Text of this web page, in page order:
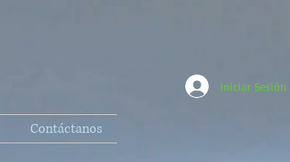
Contáctanos
Iniciar Sesión